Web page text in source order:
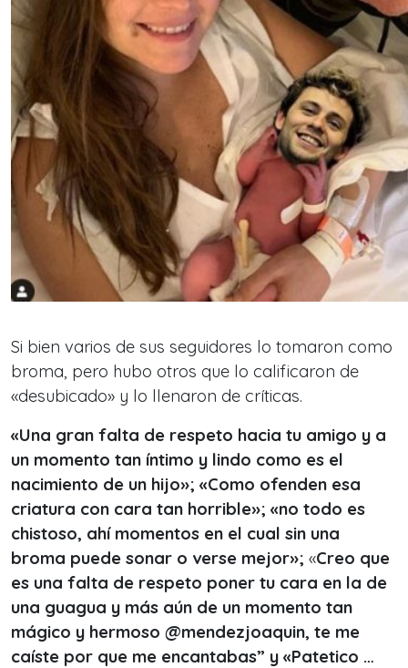
Si bien varios de sus seguidores lo tomaron como
broma, pero hubo otros que lo calificaron de
«desubicado» y lo llenaron de críticas.
«Una gran falta de respeto hacia tu amigo y a
un momento tan íntimo y lindo como es el
nacimiento de un hijo»; «Como ofenden esa
criatura con cara tan horrible»; «no todo es
chistoso, ahí momentos en el cual sin una
broma puede sonar o verse mejor»; «Creo que
es una falta de respeto poner tu cara en la de
una guagua y más aún de un momento tan
mágico y hermoso @mendezjoaquin, te me
caíste por que me encantabas” y «Patetico …